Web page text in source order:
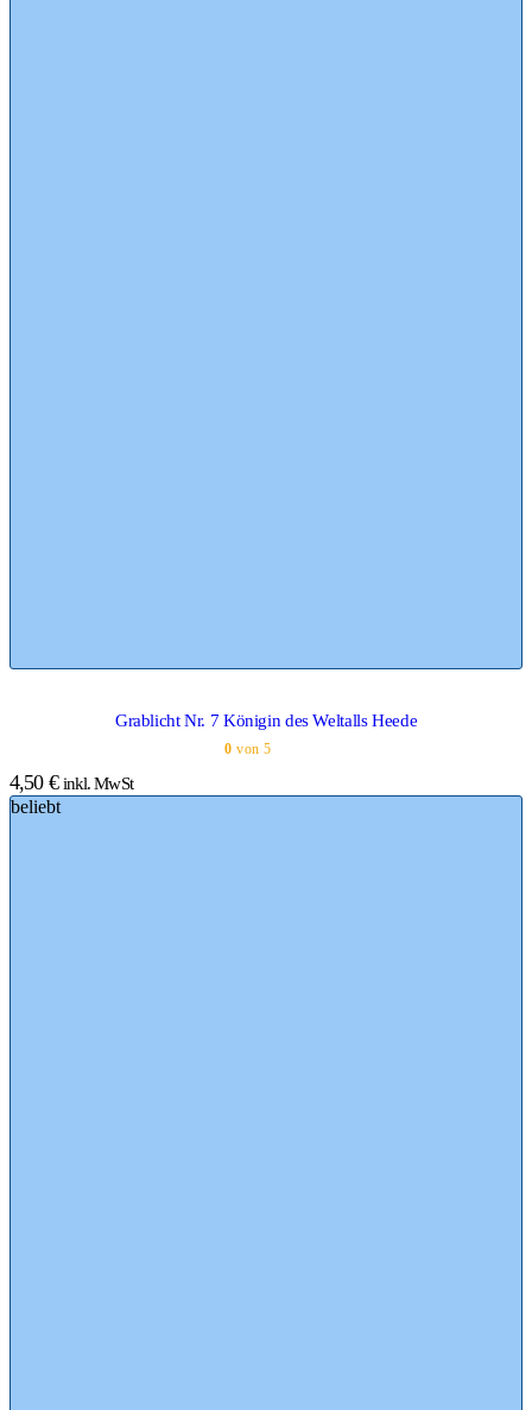
Grablicht Nr. 7 Königin des Weltalls Heede
0 von 5
4,50 € inkl. MwSt
beliebt